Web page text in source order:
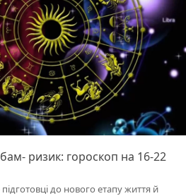
ризик: гороскоп на 16-22
до нового етапу життя й